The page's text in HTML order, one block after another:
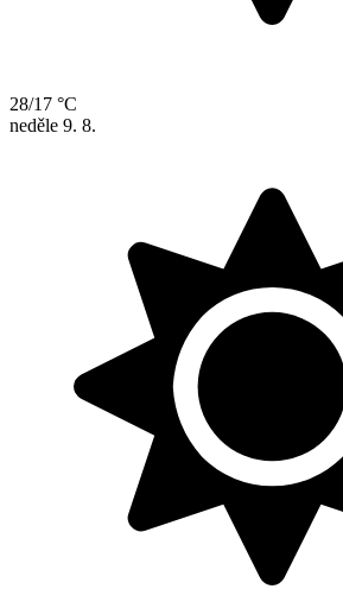
28/17 °C
neděle 9. 8.